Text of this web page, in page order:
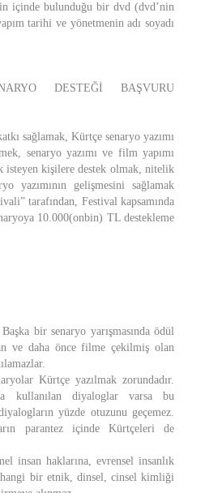
içinde bulunduğu bir dvd (dvd’nin
tarihi ve yönetmenin adı soyadı
DESTEĞİ BAŞVURU
sağlamak, Kürtçe senaryo yazımı
senaryo yazımı ve film yapımı
isteyen kişilere destek olmak, nitelik
yazımının gelişmesini sağlamak
tarafından, Festival kapsamında
10.000(onbin) TL destekleme
bir senaryo yarışmasında ödül
ve daha önce filme çekilmiş olan
Kürtçe yazılmak zorundadır.
kullanılan diyaloglar varsa bu
yüzde otuzunu geçemez.
parantez içinde Kürtçeleri de
insan haklarına, evrensel insanlık
bir etnik, dinsel, cinsel kimliği